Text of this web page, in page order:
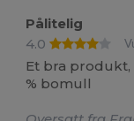
Pålitelig
4.0
Et bra
% bomull